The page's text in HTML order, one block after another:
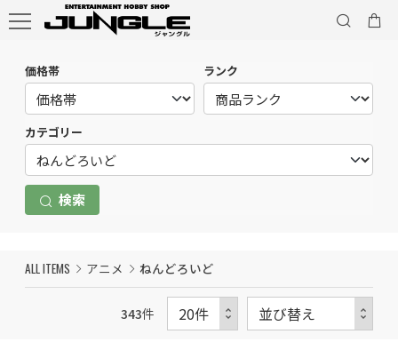
価格帯 ランク
カテゴリー
検索
ALL ITEMS アニメ ねんどろいど
343件